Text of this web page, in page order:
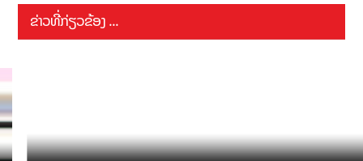
ຂ່າວທີ່ກ່ຽວຂ້ອງ ...